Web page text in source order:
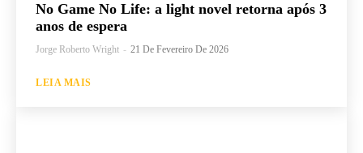
No Game No Life: a light novel retorna após 3
anos de espera
Jorge Roberto Wright - 21 De Fevereiro De 2026
LEIA MAIS